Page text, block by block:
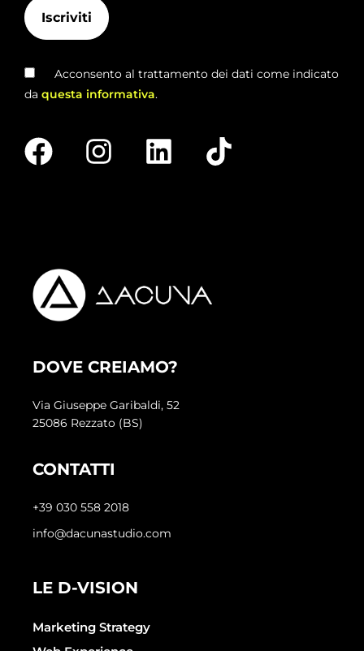
Acconsento al trattamento dei dati come indicato
da questa informativa.
DOVE CREIAMO?
Via Giuseppe Garibaldi, 52
25086 Rezzato (BS)
CONTATTI
+39 030 558 2018
info@dacunastudio.com
LE D-VISION
Marketing Strategy